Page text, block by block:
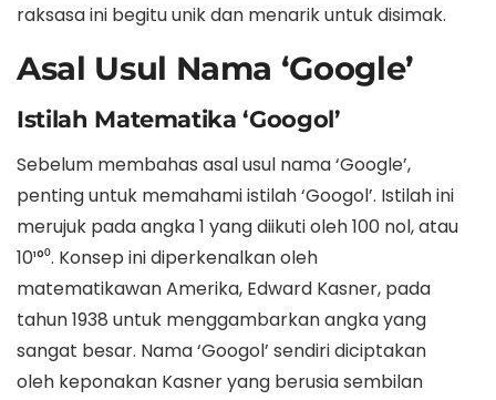
raksasa ini begitu unik dan menarik untuk disimak.
Asal Usul Nama ‘Google’
Istilah Matematika ‘Googol’
Sebelum membahas asal usul nama ‘Google’,
penting untuk memahami istilah ‘Googol’. Istilah ini
merujuk pada angka 1 yang diikuti oleh 100 nol, atau
10¹°⁰. Konsep ini diperkenalkan oleh
matematikawan Amerika, Edward Kasner, pada
tahun 1938 untuk menggambarkan angka yang
sangat besar. Nama ‘Googol’ sendiri diciptakan
oleh keponakan Kasner yang berusia sembilan